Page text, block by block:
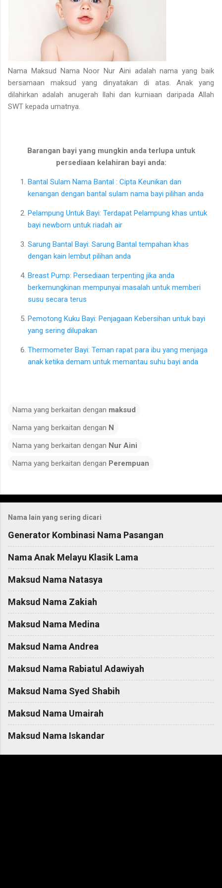
Nama Maksud Nama Noor Nur Aini adalah nama yang baik
bersamaan maksud yang dinyatakan di atas. Anak yang
dilahirkan adalah anugerah Ilahi dan kurniaan daripada Allah
SWT kepada umatnya.
Barangan bayi yang mungkin anda terlupa untuk
persediaan kelahiran bayi anda:
Bantal Sulam Nama Bantal : Cipta Keunikan dan
kenangan dengan bantal sulam nama bayi pilihan anda
Pelampung Untuk Bayi: Terdapat Pelampung khas untuk
bayi newborn untuk riadah air
Sarung Bantal Bayi: Sarung Bantal tempahan khas
dengan kain lembut pilihan anda
Breast Pump: Persediaan terpenting jika anda
berkemungkinan mempunyai masalah untuk memberi
susu secara terus
Pemotong Kuku Bayi: Penjagaan Kebersihan untuk bayi
yang sering dilupakan
Thermometer Bayi: Teman rapat para ibu yang menjaga
anak ketika demam untuk memantau suhu bayi anda
Nama yang berkaitan dengan maksud
Nama yang berkaitan dengan N
Nama yang berkaitan dengan Nur Aini
Nama yang berkaitan dengan Perempuan
o
m
m
e
n
Nama lain yang sering dicari
Generator Kombinasi Nama Pasangan
Nama Anak Melayu Klasik Lama
Maksud Nama Natasya
Maksud Nama Zakiah
Maksud Nama Medina
Maksud Nama Andrea
Maksud Nama Rabiatul Adawiyah
Maksud Nama Syed Shabih
Maksud Nama Umairah
Maksud Nama Iskandar